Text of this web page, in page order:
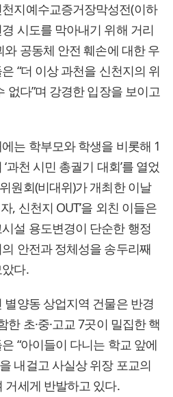
지예수교증거장막성전(이하
시도를 막아내기 위해 거리
공동체 안전 훼손에 대한 우
“더 이상 과천을 신천지의 위
없다”며 강경한 입장을 보이고
는 학부모와 학생을 비롯해 1
과천 시민 총궐기 대회’를 열었
원회(비대위)가 개최한 이날
, 신천지 OUT’을 외친 이들은
설 용도변경이 단순한 행정
안전과 정체성을 송두리째
다.
양동 상업지역 건물은 반경
초·중·고교 7곳이 밀집한 핵
“아이들이 다니는 학교 앞에
내걸고 사실상 위장 포교의
거세게 반발하고 있다.